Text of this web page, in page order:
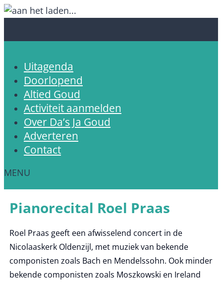
Uitagenda
Doorlopend
Altied Goud
Activiteit aanmelden
Over Da’s Ja Goud
Adverteren
Contact
Pianorecital Roel Praas
Roel Praas geeft een afwisselend concert in de
Nicolaaskerk Oldenzijl, met muziek van bekende
componisten zoals Bach en Mendelssohn. Ook minder
bekende componisten zoals Moszkowski en Ireland